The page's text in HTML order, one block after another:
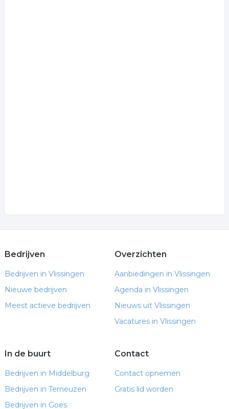
Bedrijven
Bedrijven in Vlissingen
Nieuwe bedrijven
Meest actieve bedrijven
Overzichten
Aanbiedingen in Vlissingen
Agenda in Vlissingen
Nieuws uit Vlissingen
Vacatures in Vlissingen
In de buurt
Bedrijven in Middelburg
Bedrijven in Terneuzen
Bedrijven in Goes
Contact
Contact opnemen
Gratis lid worden